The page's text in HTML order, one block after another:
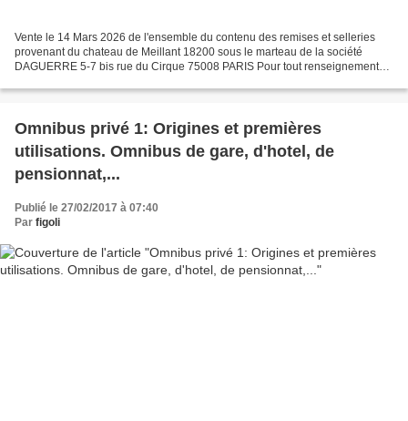
Vente le 14 Mars 2026 de l'ensemble du contenu des remises et selleries
provenant du chateau de Meillant 18200 sous le marteau de la société
DAGUERRE 5-7 bis rue du Cirque 75008 PARIS Pour tout renseignement
Omnibus privé 1: Origines et premières
utilisations. Omnibus de gare, d'hotel, de
pensionnat,...
Publié le 27/02/2017 à 07:40
Par figoli